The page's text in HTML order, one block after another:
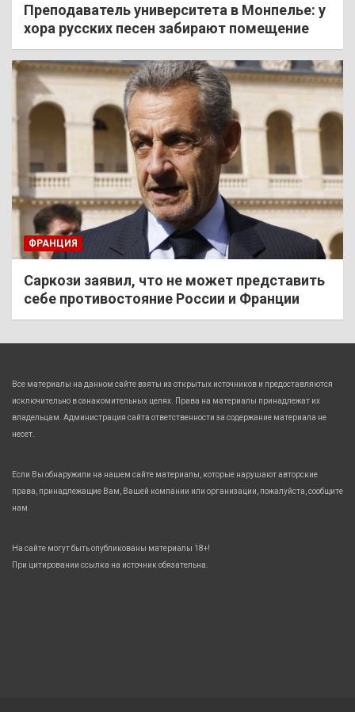
Преподаватель университета в Монпелье: у
хора русских песен забирают помещение
ФРАНЦИЯ
Саркози заявил, что не может представить
себе противостояние России и Франции
Все материалы на данном сайте взяты из открытых источников и предоставляются
исключительно в ознакомительных целях. Права на материалы принадлежат их
владельцам. Администрация сайта ответственности за содержание материала не
несет.
Если Вы обнаружили на нашем сайте материалы, которые нарушают авторские
права, принадлежащие Вам, Вашей компании или организации, пожалуйста, сообщите
нам.
На сайте могут быть опубликованы материалы 18+!
При цитировании ссылка на источник обязательна.